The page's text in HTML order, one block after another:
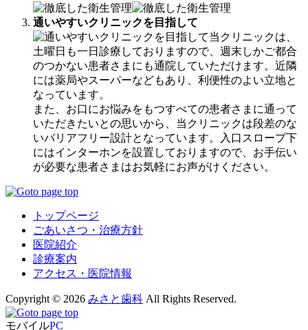
通いやすいクリニックを目指して
当クリニックは、
土曜日も一日診療しておりますので、週末しかご都合
のつかない患者さまにも通院していただけます。近隣
には薬局やスーパーなどもあり、利便性のよい立地と
なっています。
また、お口にお悩みをもつすべての患者さまに通って
いただきたいとの思いから、当クリニックは段差のな
いバリアフリー設計となっています。入口スロープ下
にはインターホンを設置しておりますので、お手伝い
が必要な患者さまはお気軽にお声がけください。
トップページ
ごあいさつ・治療方針
医院紹介
診療案内
アクセス・医院情報
Copyright © 2026 みさと歯科 All Rights Reserved.
モバイルPC